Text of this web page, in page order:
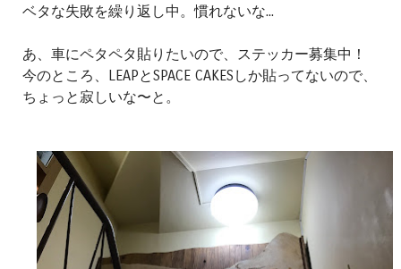
ベタな失敗を繰り返し中。慣れないな...
あ、車にペタペタ貼りたいので、ステッカー募集中！
今のところ、LEAPとSPACE CAKESしか貼ってないので、
ちょっと寂しいな〜と。